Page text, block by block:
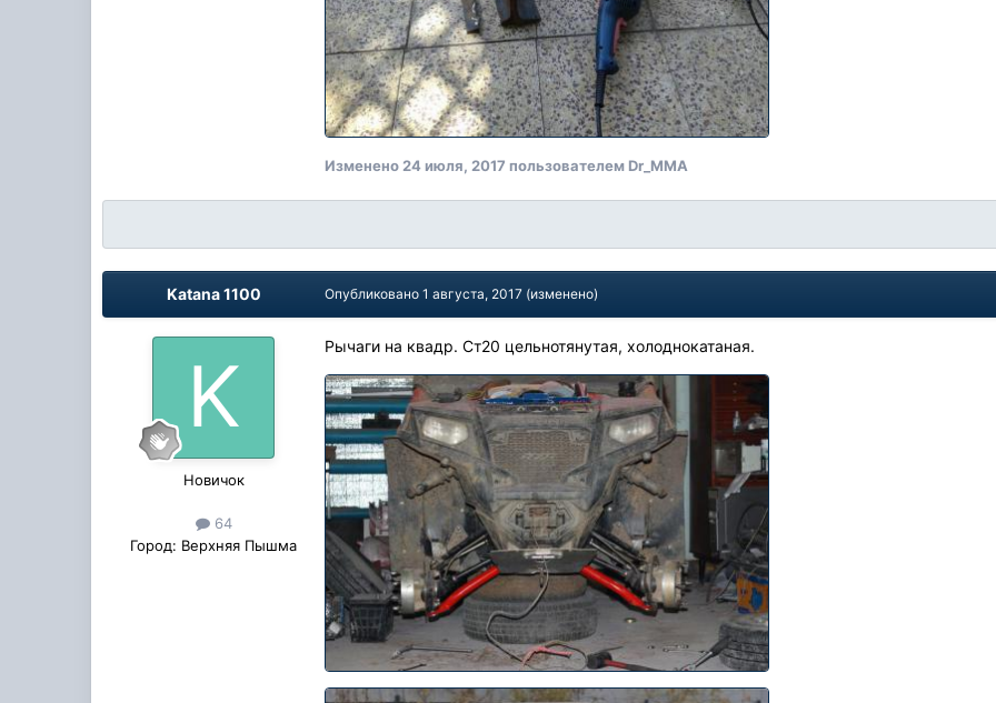
Изменено24 июля, 2017 пользователем Dr_MMA
Katana 1100
Новичок
64
Город: Верхняя Пышма
Опубликовано1 августа, 2017 (изменено)
Рычаги на квадр. Ст20 цельнотянутая, холоднокатаная.